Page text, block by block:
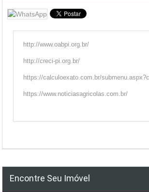
http://www.oabpi.org.br/
http://creci-pi.org.br/
https://calculoexato.com.br/
https://www.noticiasagricolas.com.br/
Encontre Seu Imóvel